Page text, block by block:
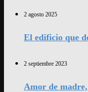
2 agosto 2025
El edificio que
2 septiembre 2023
Amor de